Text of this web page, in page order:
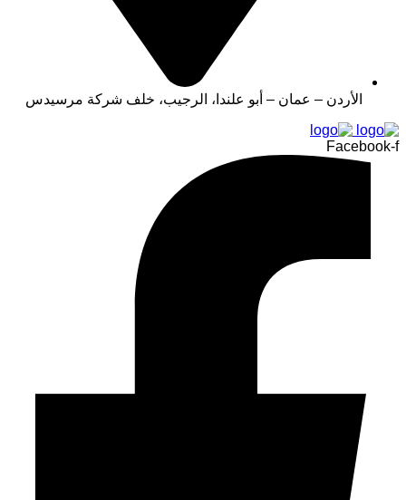
الأردن – عمان – أبو علندا، الرجيب، خلف شركة مرسيدس
Facebook-f